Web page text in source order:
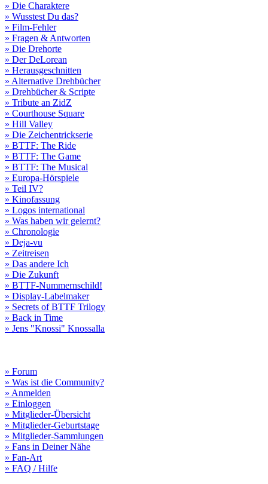
» Die Charaktere
» Wusstest Du das?
» Film-Fehler
» Fragen & Antworten
» Die Drehorte
» Der DeLorean
» Herausgeschnitten
» Alternative Drehbücher
» Drehbücher & Scripte
» Tribute an ZidZ
» Courthouse Square
» Hill Valley
» Die Zeichentrickserie
» BTTF: The Ride
» BTTF: The Game
» BTTF: The Musical
» Europa-Hörspiele
» Teil IV?
» Kinofassung
» Logos international
» Was haben wir gelernt?
» Chronologie
» Deja-vu
» Zeitreisen
» Das andere Ich
» Die Zukunft
» BTTF-Nummernschild!
» Display-Labelmaker
» Secrets of BTTF Trilogy
» Back in Time
» Jens "Knossi" Knossalla
» Forum
» Was ist die Community?
» Anmelden
» Einloggen
» Mitglieder-Übersicht
» Mitglieder-Geburtstage
» Mitglieder-Sammlungen
» Fans in Deiner Nähe
» Fan-Art
» FAQ / Hilfe